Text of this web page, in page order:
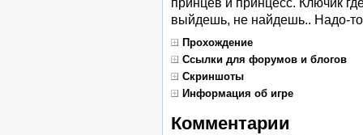
выйдешь, не найдешь.. Надо-то
Прохождение
Ссылки для форумов и блогов
Скриншоты
Информация об игре
Комментарии